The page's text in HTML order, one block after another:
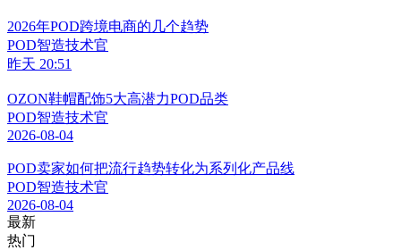
2026年POD跨境电商的几个趋势
POD智造技术官
昨天 20:51
OZON鞋帽配饰5大高潜力POD品类
POD智造技术官
2026-08-04
POD卖家如何把流行趋势转化为系列化产品线
POD智造技术官
2026-08-04
最新
热门